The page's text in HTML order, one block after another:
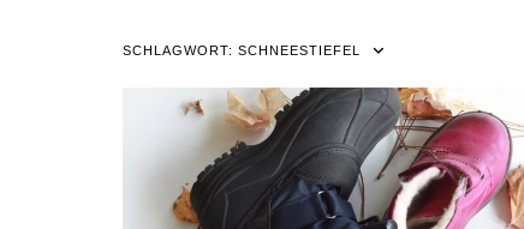
SCHLAGWORT: SCHNEESTIEFEL